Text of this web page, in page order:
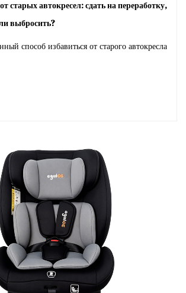
старых автокресел: сдать на переработку,
выбросить?
от старого автокресла